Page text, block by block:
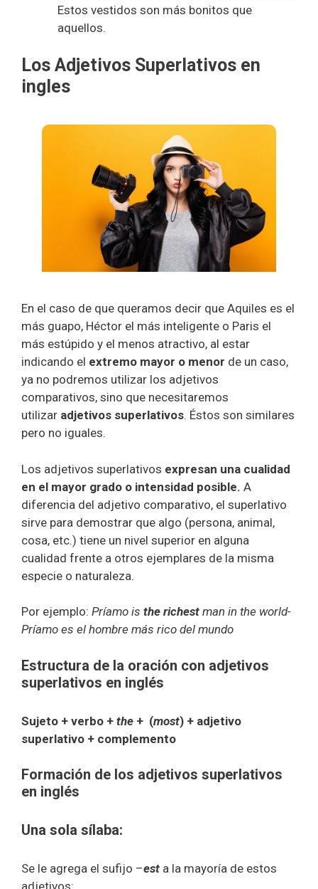
Estos vestidos son más bonitos que
aquellos.
Los Adjetivos Superlativos en
ingles
En el caso de que queramos decir que Aquiles es el
más guapo, Héctor el más inteligente o Paris el
más estúpido y el menos atractivo, al estar
indicando el extremo mayor o menor de un caso,
ya no podremos utilizar los adjetivos
comparativos, sino que necesitaremos
utilizar adjetivos superlativos. Éstos son similares
pero no iguales.
Los adjetivos superlativos expresan una cualidad
en el mayor grado o intensidad posible. A
diferencia del adjetivo comparativo, el superlativo
sirve para demostrar que algo (persona, animal,
cosa, etc.) tiene un nivel superior en alguna
cualidad frente a otros ejemplares de la misma
especie o naturaleza.
Por ejemplo: Príamo is the richest man in the world-
Príamo es el hombre más rico del mundo
Estructura de la oración con adjetivos
superlativos en inglés
Sujeto + verbo + the + (most) + adjetivo
superlativo + complemento
Formación de los adjetivos superlativos
en inglés
Una sola sílaba:
Se le agrega el sufijo –est a la mayoría de estos